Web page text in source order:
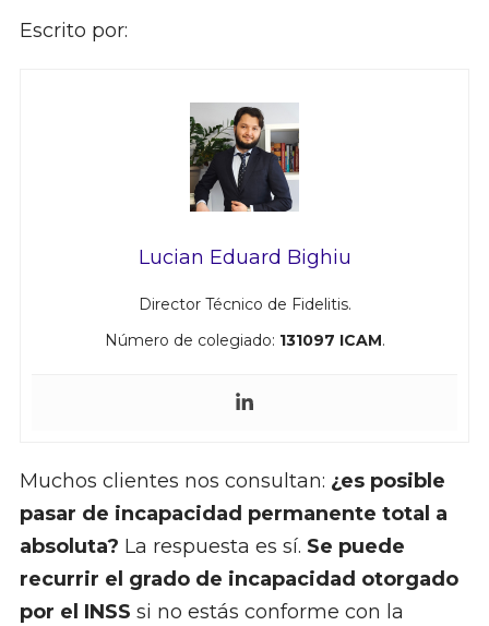
Escrito por:
Lucian Eduard Bighiu
Director Técnico de Fidelitis.
Número de colegiado: 131097 ICAM.
Muchos clientes nos consultan: ¿es posible
pasar de incapacidad permanente total a
absoluta? La respuesta es sí. Se puede
recurrir el grado de incapacidad otorgado
por el INSS si no estás conforme con la